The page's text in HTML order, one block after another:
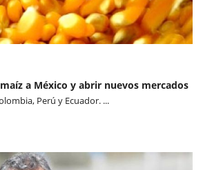
a México y abrir nuevos mercados
Perú y Ecuador. ...